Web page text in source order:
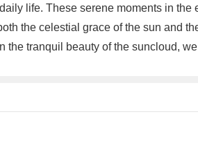
life. These serene moments in the
the celestial grace of the sun and
tranquil beauty of the suncloud,